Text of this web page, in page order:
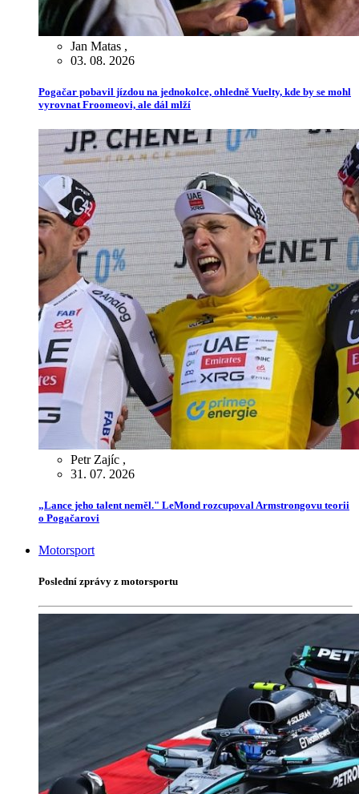
Jan Matas ,
03. 08. 2026
Pogačar pobavil jízdou na jednokolce, ohledně Vuelty, kde by se mohl
vyrovnat Froomeovi, ale dál mlží
Petr Zajíc ,
31. 07. 2026
„Lance jeho talent neměl." LeMond rozcupoval Armstrongovu teorii
o Pogačarovi
Motorsport
Poslední zprávy z motorsportu